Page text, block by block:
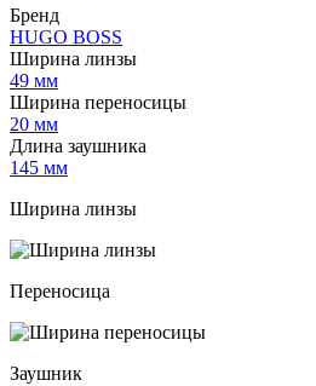
EX4
BRW
HORN
Бренд
HUGO BOSS
Ширина линзы
49 мм
Ширина переносицы
20 мм
Длина заушника
145 мм
Ширина линзы
Переносица
Заушник